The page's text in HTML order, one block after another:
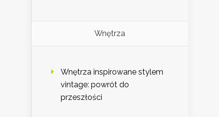
Wnętrza
Wnętrza inspirowane stylem
vintage: powrót do
przeszłości